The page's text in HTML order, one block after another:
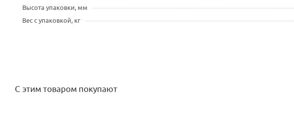
Высота упаковки, мм
Вес с упаковкой, кг
С этим товаром покупают